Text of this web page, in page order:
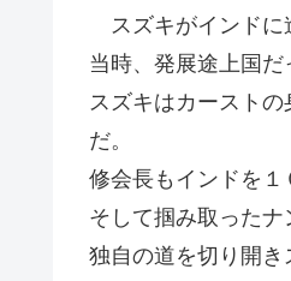
スズキがインドに
当時、発展途上国だ
スズキはカースト
だ。
修会長もインドを１
そして掴み取ったナ
独自の道を切り開き